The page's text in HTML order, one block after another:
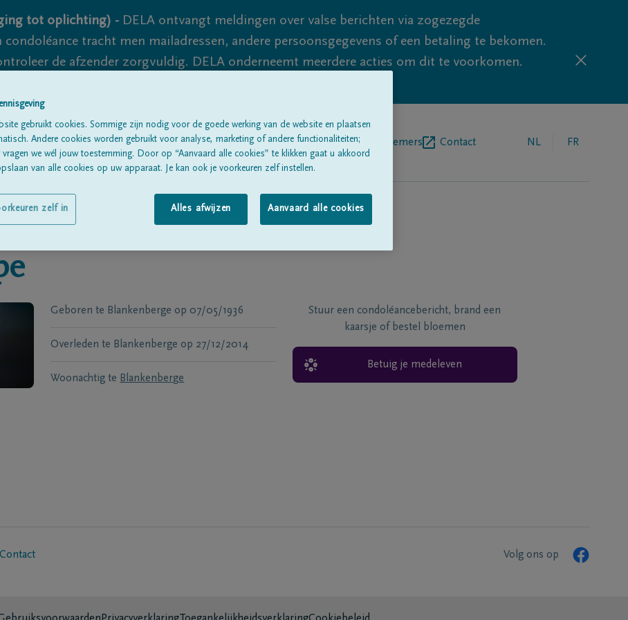
tot oplichting) - DELA ontvangt meldingen over valse berichten via zogezegde
tracht men mailadressen, andere persoonsgegevens of een betaling te bekomen.
de afzender zorgvuldig. DELA onderneemt meerdere acties om dit te voorkomen.
nooit volledig uit te sluiten, dus blijf waakzaam.
Alle rouwberichten Over onsBegrafenisondernemers Contact NL FR
Geboren te Blankenberge op 07/05/1936
Overleden te Blankenberge op 27/12/2014
Woonachtig te Blankenberge
Stuur een condoléancebericht, brand een
kaarsje of bestel bloemen
Betuig je medeleven
Contact Volg ons op
gebruikt cookies. Sommige zijn nodig voor de goede werking van de website en plaatsen
Andere cookies worden gebruikt voor analyse, marketing of andere functionaliteiten;
we wél jouw toestemming. Door op “Aanvaard alle cookies” te klikken gaat u akkoord
van alle cookies op uw apparaat. Je kan ook je voorkeuren zelf instellen.
Alles afwijzen Aanvaard alle cookies
zelf in